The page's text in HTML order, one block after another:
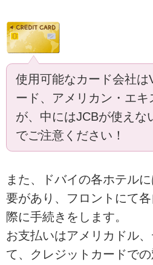
使用可能なカード会社は
ード、アメリカン・エ
が、中にはJCBが使えな
でご注意ください！
また、ドバイの各ホテルに
要があり、フロントにて
際に手続きをします。
お支払いはアメリカドル
て、クレジットカードで